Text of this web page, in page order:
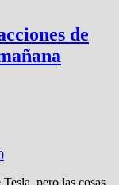
de
pero las cosas